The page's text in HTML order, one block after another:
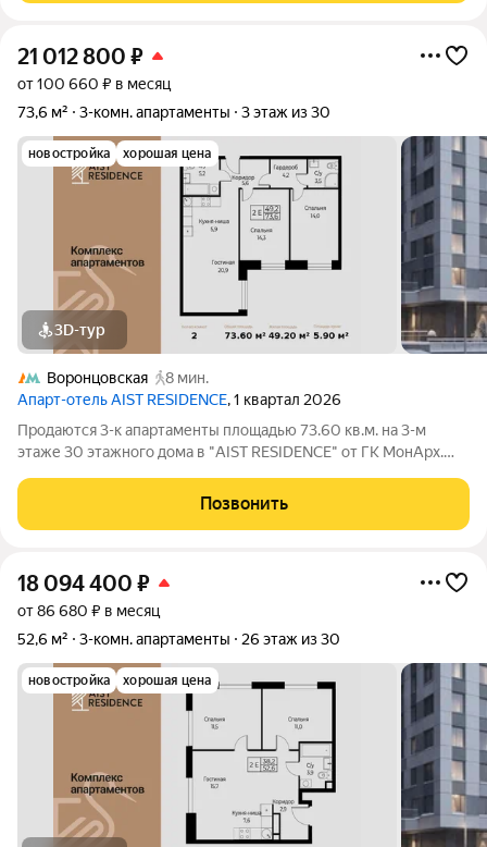
21 012 800 ₽
от 100 660 ₽ в месяц
73,6 м²
3-комн. апартаменты 3 этаж из 30
новостройка хорошая цена
3D-тур
Воронцовская
8 мин.
Апарт-отель AIST RESIDENCE, 1 квартал 2026
Продаются 3-к апартаменты площадью 73.60 кв.м. на 3-м
этаже 30 этажного дома в "AIST RESIDENCE" от ГК МонАрх.
стремится к гармонии между динамичной городской жизнью и
отдыхом на природе.
Позвонить
18 094 400 ₽
от 86 680 ₽ в месяц
52,6 м²
3-комн. апартаменты 26 этаж из 30
новостройка хорошая цена